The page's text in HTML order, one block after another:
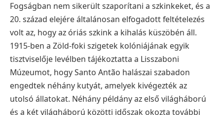
Fogságban nem sikerült szaporítani a szkinkeket, és a
20. század elejére általánosan elfogadott feltételezés
volt az, hogy az óriás szkink a kihalás küszöbén áll.
1915-ben a Zöld-foki szigetek kolóniájának egyik
tisztviselője levélben tájékoztatta a Lisszaboni
Múzeumot, hogy Santo Antão halászai szabadon
engedtek néhány kutyát, amelyek kivégezték az
utolsó állatokat. Néhány példány az első világháború
és a két világháború közötti időszak okozta további